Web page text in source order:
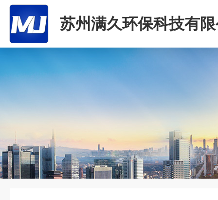
苏州满久环保科技有